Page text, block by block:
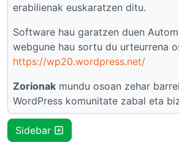
erabilienak euskaratzen ditu.
Software hau garatzen duen
webgune hau sortu du urteurrena
https://wp20.wordpress.net/
Zorionak mundu osoan zehar
WordPress komunitate zabal eta
Sidebar